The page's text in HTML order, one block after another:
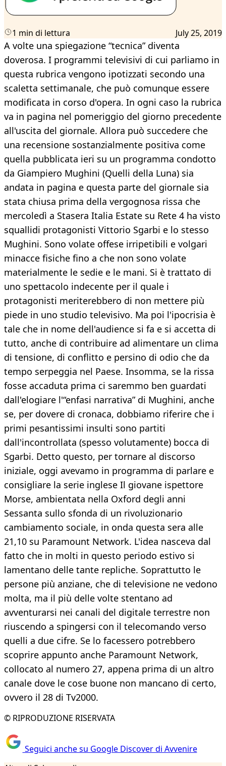
1 min di lettura July 25, 2019
A volte una spiegazione “tecnica” diventa
doverosa. I programmi televisivi di cui parliamo in
questa rubrica vengono ipotizzati secondo una
scaletta settimanale, che può comunque essere
modificata in corso d'opera. In ogni caso la rubrica
va in pagina nel pomeriggio del giorno precedente
all'uscita del giornale. Allora può succedere che
una recensione sostanzialmente positiva come
quella pubblicata ieri su un programma condotto
da Giampiero Mughini (Quelli della Luna) sia
andata in pagina e questa parte del giornale sia
stata chiusa prima della vergognosa rissa che
mercoledì a Stasera Italia Estate su Rete 4 ha visto
squallidi protagonisti Vittorio Sgarbi e lo stesso
Mughini. Sono volate offese irripetibili e volgari
minacce fisiche fino a che non sono volate
materialmente le sedie e le mani. Si è trattato di
uno spettacolo indecente per il quale i
protagonisti meriterebbero di non mettere più
piede in uno studio televisivo. Ma poi l'ipocrisia è
tale che in nome dell'audience si fa e si accetta di
tutto, anche di contribuire ad alimentare un clima
di tensione, di conflitto e persino di odio che da
tempo serpeggia nel Paese. Insomma, se la rissa
fosse accaduta prima ci saremmo ben guardati
dall'elogiare l'“enfasi narrativa” di Mughini, anche
se, per dovere di cronaca, dobbiamo riferire che i
primi pesantissimi insulti sono partiti
dall'incontrollata (spesso volutamente) bocca di
Sgarbi. Detto questo, per tornare al discorso
iniziale, oggi avevamo in programma di parlare e
consigliare la serie inglese Il giovane ispettore
Morse, ambientata nella Oxford degli anni
Sessanta sullo sfonda di un rivoluzionario
cambiamento sociale, in onda questa sera alle
21,10 su Paramount Network. L'idea nasceva dal
fatto che in molti in questo periodo estivo si
lamentano delle tante repliche. Soprattutto le
persone più anziane, che di televisione ne vedono
molta, ma il più delle volte stentano ad
avventurarsi nei canali del digitale terrestre non
riuscendo a spingersi con il telecomando verso
quelli a due cifre. Se lo facessero potrebbero
scoprire appunto anche Paramount Network,
collocato al numero 27, appena prima di un altro
canale dove le cose buone non mancano di certo,
ovvero il 28 di Tv2000.
© RIPRODUZIONE RISERVATA
Seguici anche su Google Discover di Avvenire